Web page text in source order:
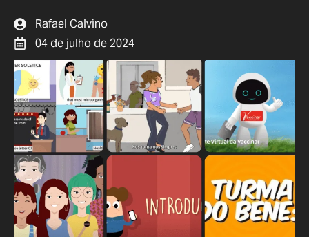
Rafael Calvino
04 de julho de 2024